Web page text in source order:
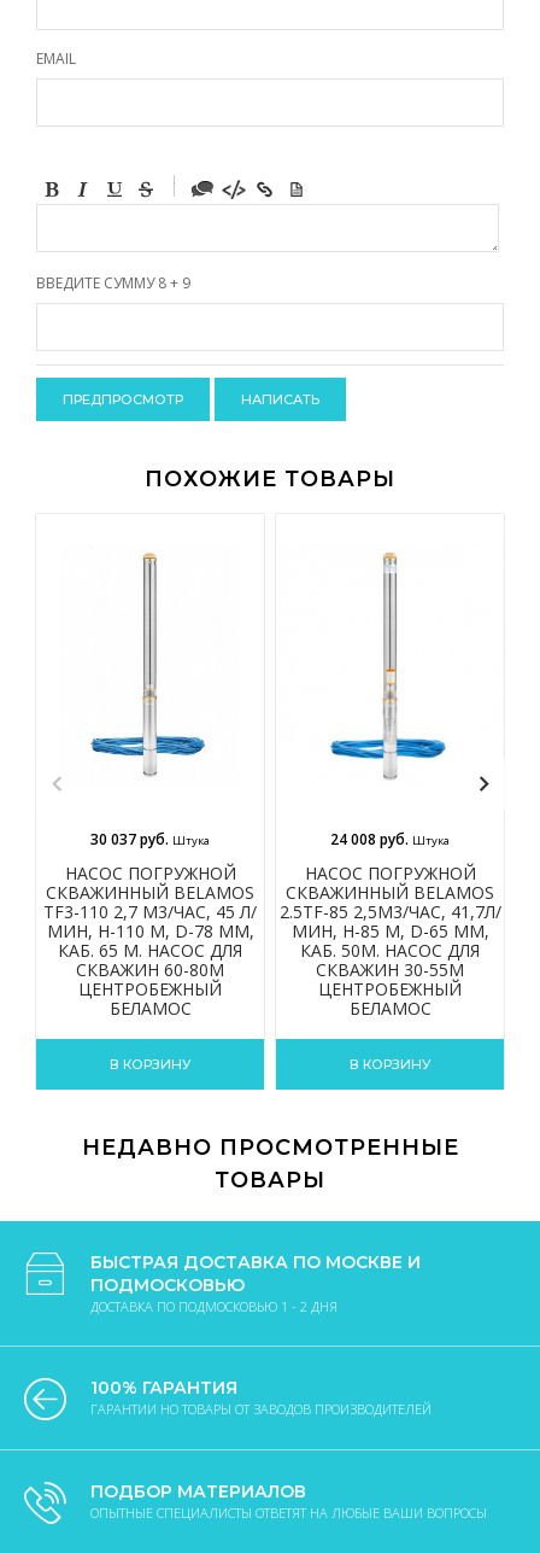
EMAIL
-
-
-
-
ВВЕДИТЕ СУММУ 8 + 9
ПОХОЖИЕ ТОВАРЫ
НАСОС ПОГРУЖНОЙ
СКВАЖИННЫЙ BELAMOS
TF3-110 2,7 М3/ЧАС, 45 Л/
МИН, Н-110 М, D-78 ММ,
КАБ. 65 М. НАСОС ДЛЯ
СКВАЖИН 60-80М
ЦЕНТРОБЕЖНЫЙ
БЕЛАМОС
30 037 руб. Штука
В КОРЗИНУ
НАСОС ПОГРУЖНОЙ
СКВАЖИННЫЙ BELAMOS
2.5TF-85 2,5М3/ЧАС, 41,7Л/
МИН, Н-85 М, D-65 ММ,
КАБ. 50М. НАСОС ДЛЯ
СКВАЖИН 30-55М
ЦЕНТРОБЕЖНЫЙ
БЕЛАМОС
24 008 руб. Штука
В КОРЗИНУ
НЕДАВНО ПРОСМОТРЕННЫЕ
ТОВАРЫ
БЫСТРАЯ ДОСТАВКА ПО МОСКВЕ И
ПОДМОСКОВЬЮ
ДОСТАВКА ПО ПОДМОСКОВЬЮ 1 - 2 ДНЯ
100% ГАРАНТИЯ
ГАРАНТИИ НО ТОВАРЫ ОТ ЗАВОДОВ ПРОИЗВОДИТЕЛЕЙ
ПОДБОР МАТЕРИАЛОВ
ОПЫТНЫЕ СПЕЦИАЛИСТЫ ОТВЕТЯТ НА ЛЮБЫЕ ВАШИ ВОПРОСЫ